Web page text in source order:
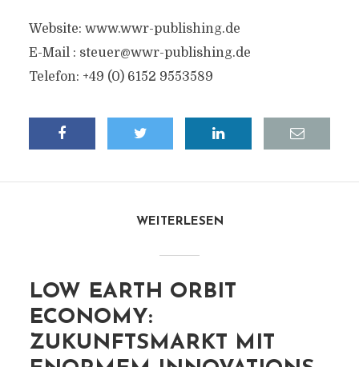
Website: www.wwr-publishing.de
E-Mail : steuer@wwr-publishing.de
Telefon: +49 (0) 6152 9553589
WEITERLESEN
LOW EARTH ORBIT
ECONOMY:
ZUKUNFTSMARKT MIT